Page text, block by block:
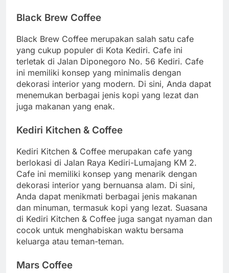
Black Brew Coffee
Black Brew Coffee merupakan salah satu cafe
yang cukup populer di Kota Kediri. Cafe ini
terletak di Jalan Diponegoro No. 56 Kediri. Cafe
ini memiliki konsep yang minimalis dengan
dekorasi interior yang modern. Di sini, Anda dapat
menemukan berbagai jenis kopi yang lezat dan
juga makanan yang enak.
Kediri Kitchen & Coffee
Kediri Kitchen & Coffee merupakan cafe yang
berlokasi di Jalan Raya Kediri-Lumajang KM 2.
Cafe ini memiliki konsep yang menarik dengan
dekorasi interior yang bernuansa alam. Di sini,
Anda dapat menikmati berbagai jenis makanan
dan minuman, termasuk kopi yang lezat. Suasana
di Kediri Kitchen & Coffee juga sangat nyaman dan
cocok untuk menghabiskan waktu bersama
keluarga atau teman-teman.
Mars Coffee